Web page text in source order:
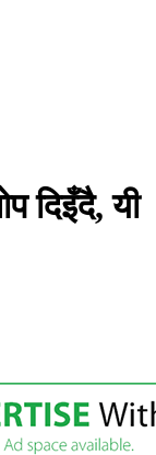
दिइँदै, यी